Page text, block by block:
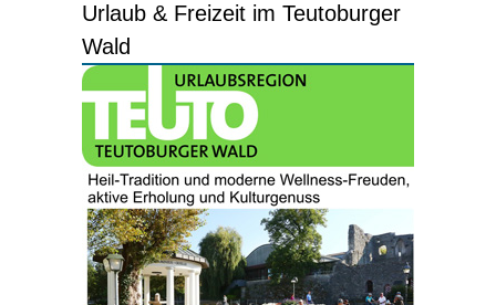
Urlaub & Freizeit im Teutoburger
Wald